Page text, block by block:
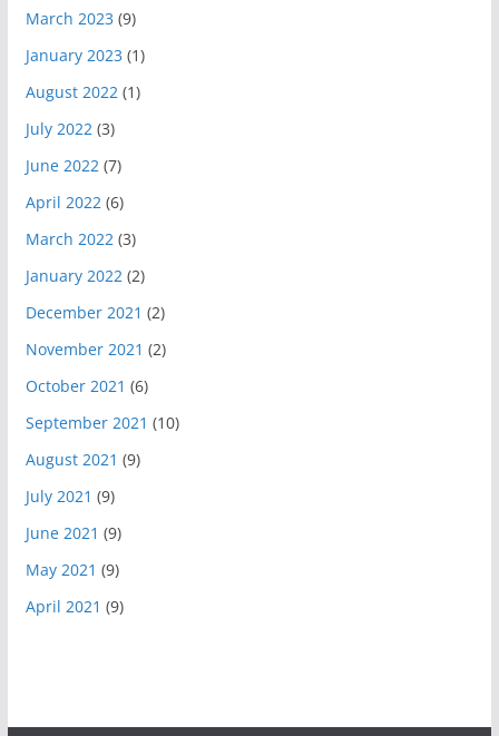
March 2023 (9)
January 2023 (1)
August 2022(1)
July 2022(3)
June 2022(7)
April 2022(6)
March 2022(3)
January 2022(2)
December 2021 (2)
November 2021 (2)
October 2021 (6)
September 2021 (10)
August 2021 (9)
July 2021 (9)
June 2021 (9)
May 2021 (9)
April 2021 (9)